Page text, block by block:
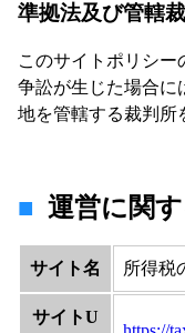
準拠法及び管轄
このサイトポリシー
争訟が生じた場合に
地を管轄する裁判所
運営に関
サイト名 所得税
サイトU